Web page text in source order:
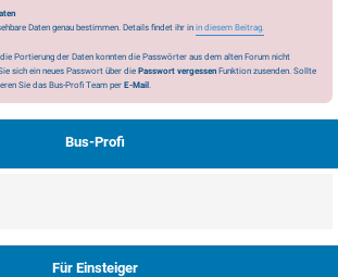
Daten genau bestimmen. Details findet ihr in in diesem Beitrag.
Portierung der Daten konnten die Passwörter aus dem alten Forum nicht
sich ein neues Passwort über die Passwort vergessen Funktion zusenden. Sollte
Sie das Bus-Profi Team perE-Mail.
Bus-Profi
Für Einsteiger